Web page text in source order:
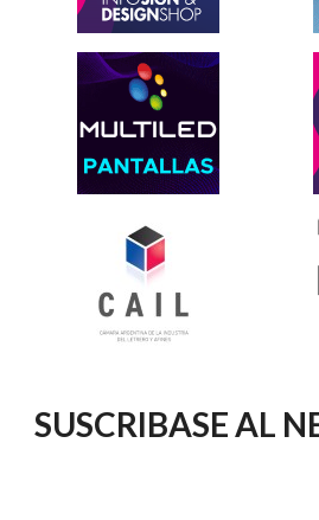
SUSCRIBASE AL